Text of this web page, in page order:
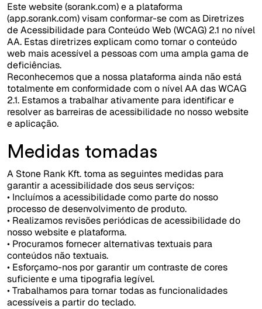
Este website (sorank.com) e a plataforma
(app.sorank.com) visam conformar-se com as Diretrizes
de Acessibilidade para Conteúdo Web (WCAG) 2.1 no nível
AA. Estas diretrizes explicam como tornar o conteúdo
web mais acessível a pessoas com uma ampla gama de
deficiências.
Reconhecemos que a nossa plataforma ainda não está
totalmente em conformidade com o nível AA das WCAG
2.1. Estamos a trabalhar ativamente para identificar e
resolver as barreiras de acessibilidade no nosso website
e aplicação.
Medidas tomadas
A Stone Rank Kft. toma as seguintes medidas para
garantir a acessibilidade dos seus serviços:
• Incluímos a acessibilidade como parte do nosso
processo de desenvolvimento de produto.
• Realizamos revisões periódicas de acessibilidade do
nosso website e plataforma.
• Procuramos fornecer alternativas textuais para
conteúdos não textuais.
• Esforçamo-nos por garantir um contraste de cores
suficiente e uma tipografia legível.
• Trabalhamos para tornar todas as funcionalidades
acessíveis a partir do teclado.